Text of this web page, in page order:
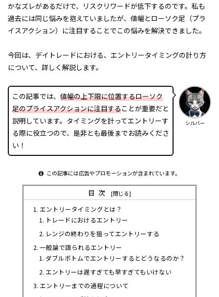
かなズレがあるだけで、リスクリワードが低下するのです。私も
過去には同じ悩みを抱えていましたが、値幅とローソク足（プラ
イスアクション）に注目することでこの悩みを解決できました。
今回は、デイトレードにおける、エントリータイミングの計り方
について、詳しく解説します。
シルバー
この記事では、 値幅の上下限に位置するローソク
足のプライスアクションに注目することが重要だと
説明しています。タイミングを計ってエントリーす
る際に役立つので、是非とも最後までお読みくださ
い！
この記事には広告やプロモーションが含まれています。
目次
エントリータイミングとは？
トレードにおけるエントリー
レンジの終わりを狙ってエントリーする
一般論で語られるエントリー
ダブルボトムでエントリーするとどうなるのか？
エントリーは遅すぎても早すぎてもいけない
エントリーまでの過程について